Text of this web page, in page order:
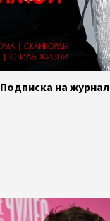
Подписка на журнал